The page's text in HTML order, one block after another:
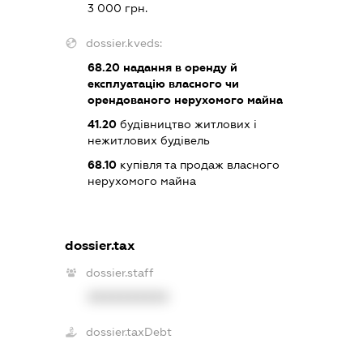
3 000 грн.
dossier.kveds:
68.20 надання в оренду й
експлуатацію власного чи
орендованого нерухомого майна
41.20 будівництво житлових і
нежитлових будівель
68.10 купівля та продаж власного
нерухомого майна
dossier.tax
dossier.staff
dossier.taxDebt